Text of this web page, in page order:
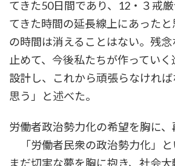
てきた50日間であり、12・３戒
てきた時間の延長線上にあった
の時間は消えることはない。残
止めて、今後私たちが作ってい
設計し、これから頑張らなけれ
思う」と述べた。
労働者政治勢力化の希望を胸に
「労働者民衆の政治勢力化」と
まだ切実な夢を胸に抱き、社会